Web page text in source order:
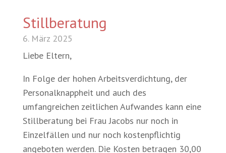
Stillberatung
6. März 2025
Liebe Eltern,
In Folge der hohen Arbeitsverdichtung, der
Personalknappheit und auch des
umfangreichen zeitlichen Aufwandes kann eine
Stillberatung bei Frau Jacobs nur noch in
Einzelfällen und nur noch kostenpflichtig
angeboten werden. Die Kosten betragen 30,00